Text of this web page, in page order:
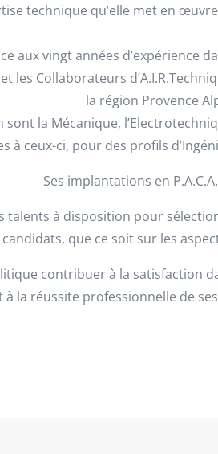
technique qu’elle met en
aux vingt années d’expérience
les Collaborateurs
la région Provence
la Mécanique,
à ceux-ci, pour des profils
Ses implantations en
talents à disposition pour
que ce soit sur les
contribuer à la satisfaction
à la réussite professionnelle de